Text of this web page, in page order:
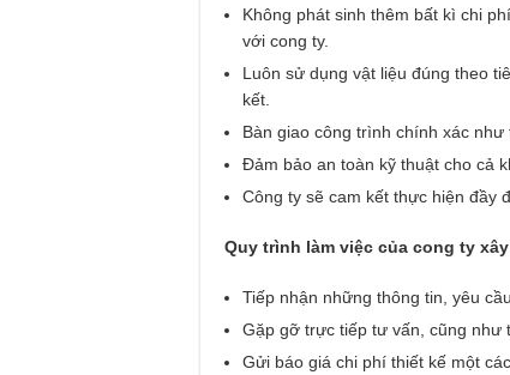
Không phát sinh thêm bất kì chi
với cong ty.
Luôn sử dụng vật liệu đúng theo
kết.
Bàn giao công trình chính xác như
Đảm bảo an toàn kỹ thuật cho cả
Công ty sẽ cam kết thực hiện đầy
Quy trình làm việc của cong ty
Tiếp nhận những thông tin, yêu
Gặp gỡ trực tiếp tư vấn, cũng như
Gửi báo giá chi phí thiết kế một